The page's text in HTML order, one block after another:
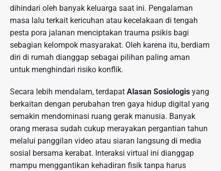
dihindari oleh banyak keluarga saat ini. Pengalaman
masa lalu terkait kericuhan atau kecelakaan di tengah
pesta pora jalanan menciptakan trauma psikis bagi
sebagian kelompok masyarakat. Oleh karena itu, berdiam
diri di rumah dianggap sebagai pilihan paling aman
untuk menghindari risiko konflik.
Secara lebih mendalam, terdapat Alasan Sosiologis yang
berkaitan dengan perubahan tren gaya hidup digital yang
semakin mendominasi ruang gerak manusia. Banyak
orang merasa sudah cukup merayakan pergantian tahun
melalui panggilan video atau siaran langsung di media
sosial bersama kerabat. Interaksi virtual ini dianggap
mampu menggantikan kehadiran fisik tanpa harus